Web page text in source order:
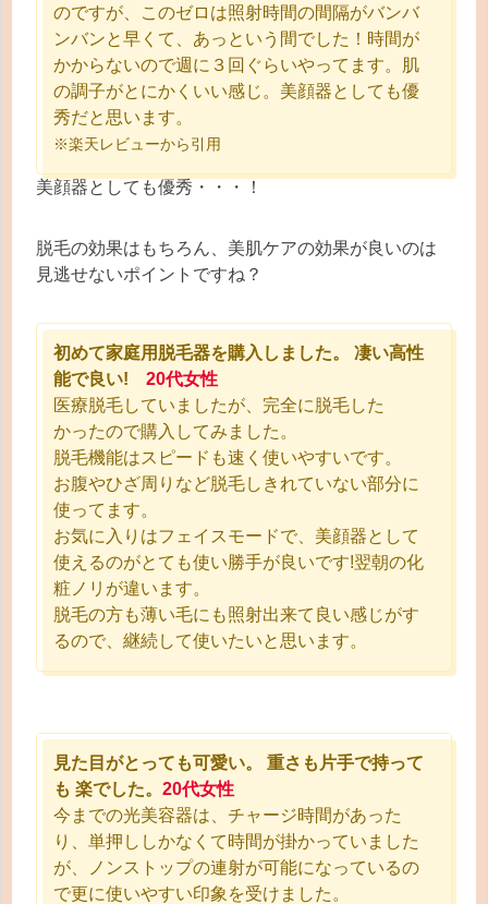
のですが、このゼロは照射時間の間隔がバンバ
ンバンと早くて、あっという間でした！時間が
かからないので週に３回ぐらいやってます。肌
の調子がとにかくいい感じ。美顔器としても優
秀だと思います。
※楽天レビューから引用
美顔器としても優秀・・・！
脱毛の効果はもちろん、美肌ケアの効果が良いのは
見逃せないポイントですね？
初めて家庭用脱毛器を購入しました。 凄い高性
能で良い! 20代女性
医療脱毛していましたが、完全に脱毛した
かったので購入してみました。
脱毛機能はスピードも速く使いやすいです。
お腹やひざ周りなど脱毛しきれていない部分に
使ってます。
お気に入りはフェイスモードで、美顔器として
使えるのがとても使い勝手が良いです!翌朝の化
粧ノリが違います。
脱毛の方も薄い毛にも照射出来て良い感じがす
るので、継続して使いたいと思います。
見た目がとっても可愛い。 重さも片手で持って
も 楽でした。 20代女性
今までの光美容器は、チャージ時間があった
り、単押ししかなくて時間が掛かっていました
が、ノンストップの連射が可能になっているの
で更に使いやすい印象を受けました。